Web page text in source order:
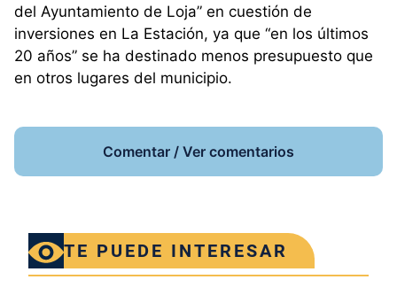
del Ayuntamiento de Loja” en cuestión de
inversiones en La Estación, ya que “en los últimos
20 años” se ha destinado menos presupuesto que
en otros lugares del municipio.
Comentar / Ver comentarios
TE PUEDE INTERESAR